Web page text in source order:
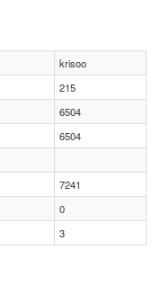
krisoo
215
6504
6504
7241
0
3